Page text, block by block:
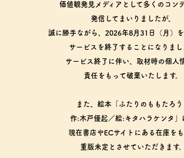
価値観発見メディアとして多くのコン
発信してまいりましたが、
誠に勝手ながら、2026年8月31日（月）
サービスを終了することになりまし
サービス終了に伴い、取材時の個人
責任をもって破棄いたします。
また、絵本「ふたりのももたろ
作:木戸優起／絵:キタハラケンタ」
現在書店やECサイトにある在庫を
重版未定とさせていただきます。